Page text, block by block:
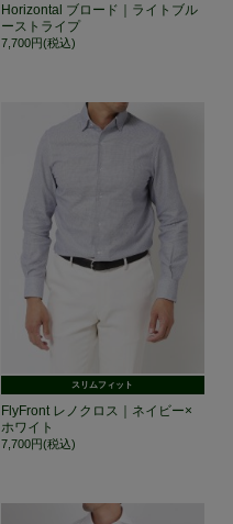
Horizontal ブロード｜ライトブル
ーストライプ
7,700円(税込)
スリムフィット
FlyFront レノクロス｜ネイビー×
ホワイト
7,700円(税込)